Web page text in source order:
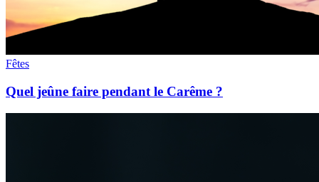
Fêtes
Quel jeûne faire pendant le Carême ?